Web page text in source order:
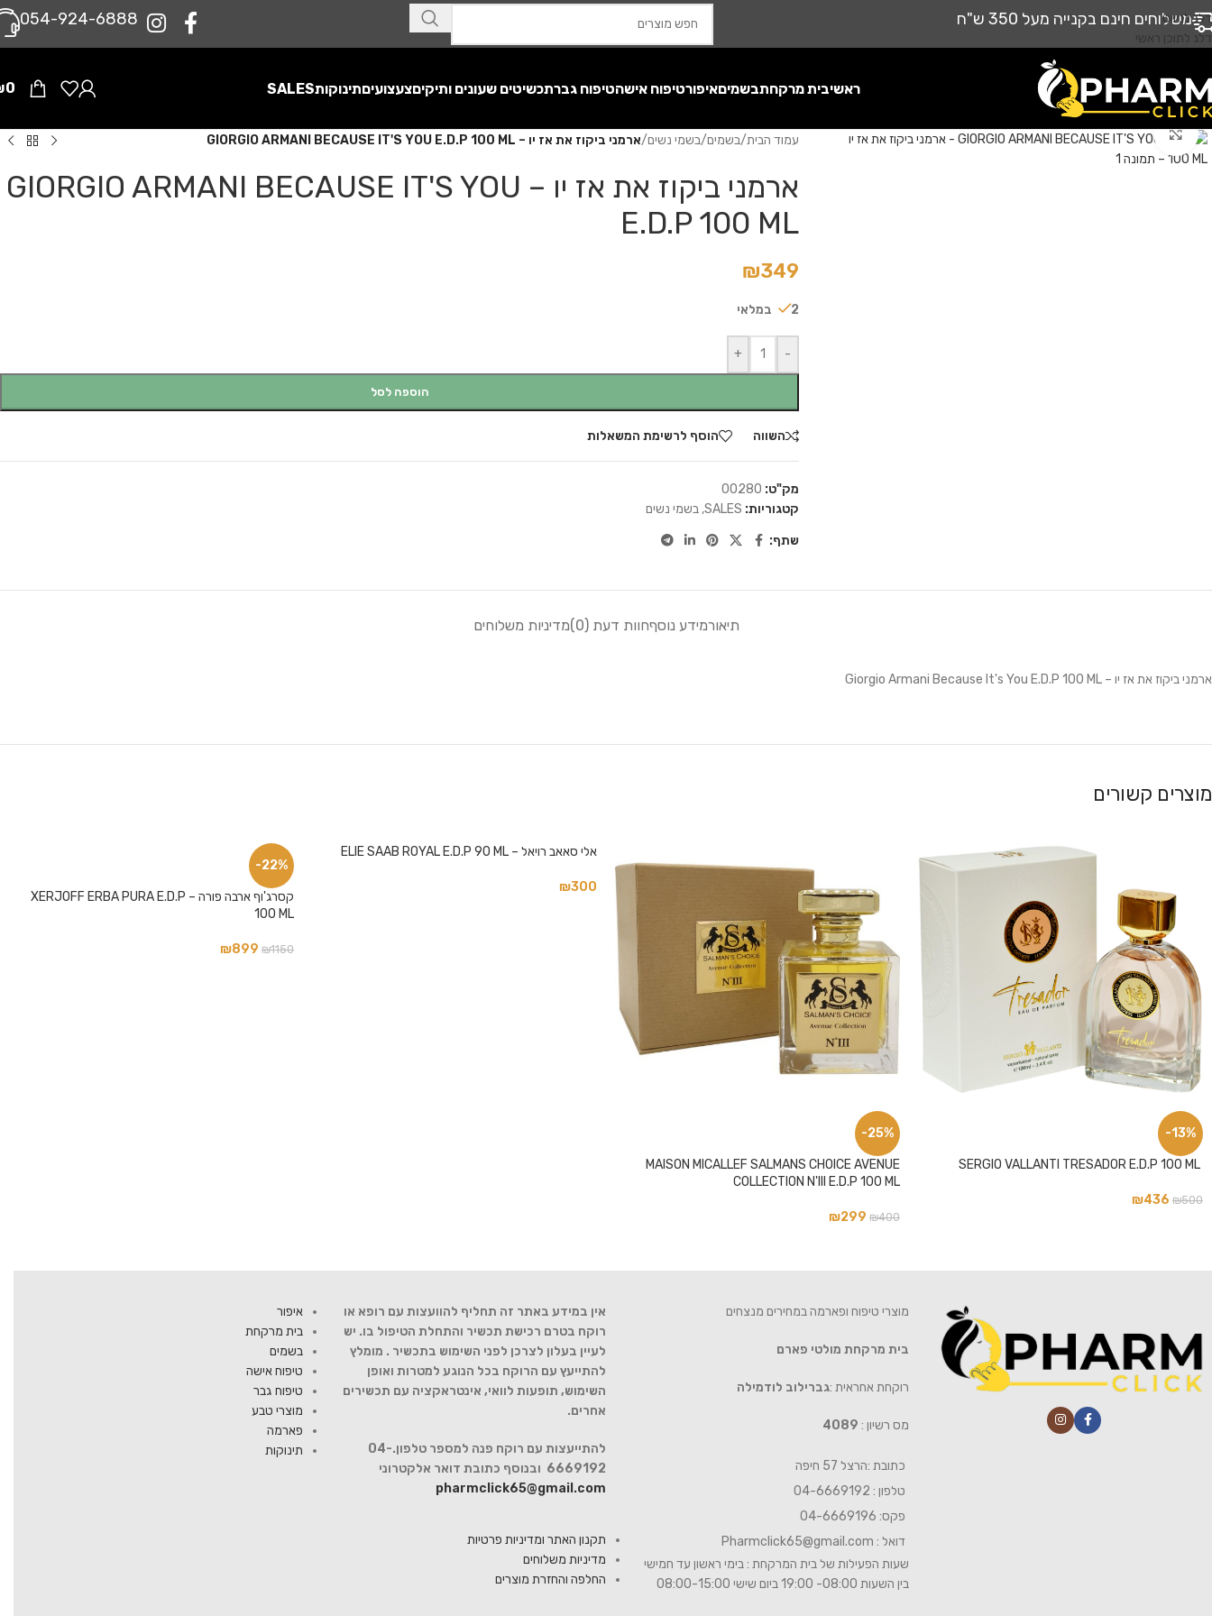
דלג לניווט
דלג לתוכן ראשי
משלוחים חינם בקנייה מעל 350 ש"ח 0‪54-924-6888‬
ראשיבית מרקחתבשמיםאיפורטיפוח אישהטיפוח גברתכשיטים שעונים ותיקיםצעצועיםתינוקותSALES
0
לחץ להגדלה עמוד הבית/בשמים/בשמי נשים/ארמני ביקוז את אז יו – GIORGIO ARMANI BECAUSE IT'S YOU E.D.P 100 ML
ארמני ביקוז את אז יו – GIORGIO ARMANI BECAUSE IT'S YOU
E.D.P 100 ML
₪349
2 במלאי
-
+
הוספה לסל
השווה הוסף לרשימת המשאלות
מק"ט: 00280
קטגוריות: SALES
, בשמי נשים
שתף:
תיאורמידע נוסףחוות דעת (0) מדיניות משלוחים
ארמני ביקוז את אז יו – Giorgio Armani Because It's You E.D.P 100 ML
מוצרים קשורים
-13%
₪500
₪436
-25%
MAISON MICALLEF SALMANS CHOICE AVENUE
COLLECTION N'III E.D.P 100 ML
₪400
₪299
אלי סאאב רויאל – ELIE SAAB ROYAL E.D.P 90 ML
₪300
-22%
קסרג'וף ארבה פורה – XERJOFF ERBA PURA E.D.P
100 ML
₪1150
₪899
איפור
בית מרקחת
בשמים
טיפוח אישה
טיפוח גבר
מוצרי טבע
פארמה
תינוקות
אין במידע באתר זה תחליף להוועצות עם רופא או
רוקח בטרם רכישת תכשיר והתחלת הטיפול בו. יש
לעיין בעלון לצרכן לפני השימוש בתכשיר . מומלץ
להתייעץ עם הרוקח בכל הנוגע למטרות ואופן
השימוש, תופעות לוואי, אינטראקציה עם תכשירים
אחרים.
להתייעצות עם רוקח פנה למספר טלפון.04-
6669192 ובנוסף כתובת דואר אלקטרוני
pharmclick65@gmail.com
תקנון האתר ומדיניות פרטיות
מדיניות משלוחים
החלפה והחזרת מוצרים
מוצרי טיפוח ופארמה במחירים מנצחים
בית מרקחת מולטי פארם
רוקחת אחראית :גברילוב לודמילה
מס רשיון : 4089
כתובת :הרצל 57 חיפה
טלפון : 04-6669192
פקס: 04-6669196
דואל : Pharmclick65@gmail.com
שעות הפעילות של בית המרקחת : בימי ראשון עד חמישי
בין השעות 08:00- 19:00 ביום שישי 08:00-15:00